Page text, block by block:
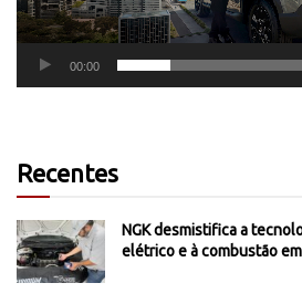
00:00
Recentes
NGK desmistifica a
elétrico e à combustão